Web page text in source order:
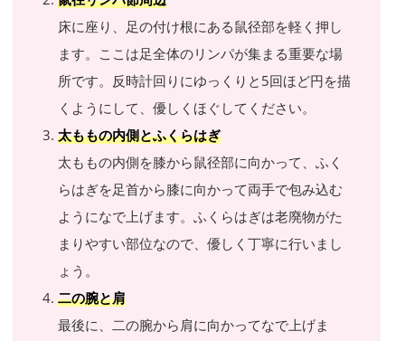
床に座り、足の付け根にある鼠径部を軽く押し
ます。ここは足全体のリンパが集まる重要な場
所です。反時計回りにゆっくりと5回ほど円を描
くようにして、優しくほぐしてください。
太ももの内側とふくらはぎ
太ももの内側を膝から鼠径部に向かって、ふく
らはぎを足首から膝に向かって両手で包み込む
ようになで上げます。ふくらはぎは老廃物がた
まりやすい部位なので、優しく丁寧に行いまし
ょう。
二の腕と肩
最後に、二の腕から肩に向かってなで上げま